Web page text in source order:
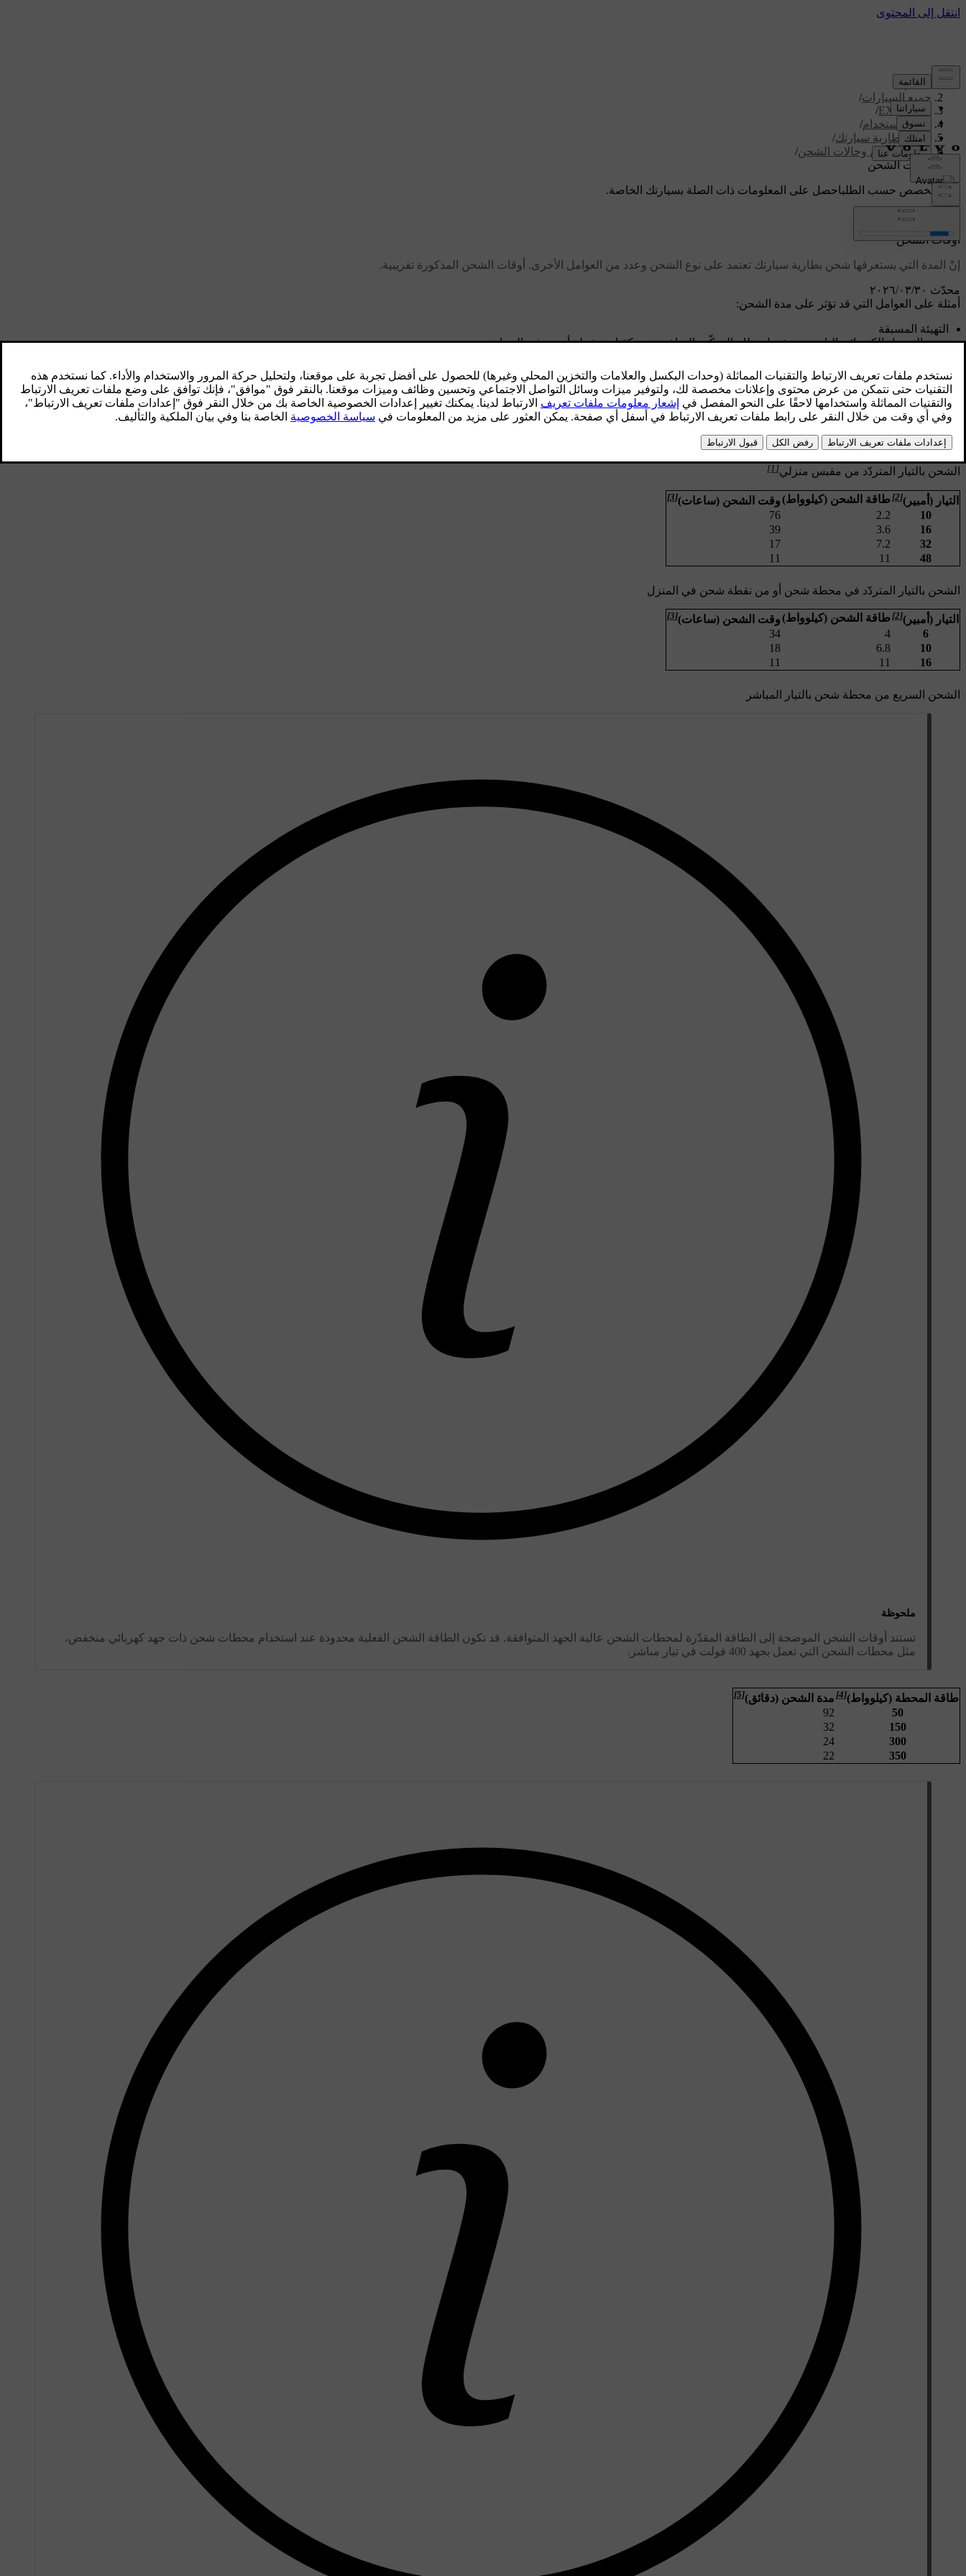
الدعم/
جميع السيارات/
EX90 2026
/
دليل الاستخدام/
شحن بطارية سيارتك/
مدة الشحن وحالات الشحن/
أوقات الشحن
دعم مخصص حسب الطلباحصل على المعلومات ذات الصلة بسيارتك الخاصة.
تسجيل الدخول
محدّث ٣٠‏/٠٣‏/٢٠٢٦
أوقات الشحن
إنّ المدة التي يستغرقها شحن بطارية سيارتك تعتمد على نوع الشحن وعدد من العوامل الأخرى. أوقات الشحن المذكورة تقريبية.
أمثلة على العوامل التي قد تؤثر على مدة الشحن:
التهيئة المسبقة
نسبة التحميل الكهربائي الناتج عن تشغيل نظام التحكّم بالمناخ وعن مكوّنات نشطة أخرى في السيارة
درجة حرارة البطارية
معدّات الشحن
سعة البطارية
حالة البطارية وحالة السيارة
البنية الأساسية
إعدادات الشحن، مثل حدّ شدّة التيار.
الشحن بالتيار المتردّد من مقبس منزلي[1]
التيار (أمبير)[2] طاقة الشحن (كيلوواط) وقت الشحن (ساعات)[3]
10
2.2
76
16
3.6
39
32
7.2
17
48
11
11
الشحن بالتيار المتردّد في محطة شحن أو من نقطة شحن في المنزل
التيار (أمبير)[2] طاقة الشحن (كيلوواط) وقت الشحن (ساعات)[3]
6
4
34
10
6.8
18
16
11
11
الشحن السريع من محطة شحن بالتيار المباشر
ملحوظة
تستند أوقات الشحن الموضحة إلى الطاقة المقدّرة لمحطات الشحن عالية الجهد المتوافقة. قد تكون الطاقة الشحن الفعلية محدودة عند استخدام محطات شحن ذات جهد كهربائي منخفض،
مثل محطات الشحن التي تعمل بجهد 400 فولت في تيار مباشر.
طاقة المحطة (كيلوواط)[4] مدة الشحن (دقائق)[5]
50
92
150
32
300
24
350
22